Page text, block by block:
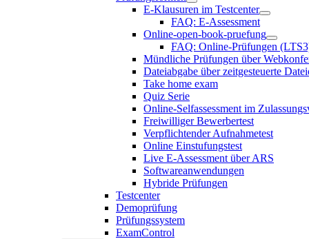
E-Klausuren im Testcenter
FAQ: E-Assessment
Online-open-book-pruefung
FAQ: Online-Prüfungen
Mündliche Prüfungen über
Dateiabgabe über zeitgesteuerte
Take home exam
Quiz Serie
Online-Selfassessment im
Freiwilliger Bewerbertest
Verpflichtender Aufnahmetest
Online Einstufungstest
Live E-Assessment über ARS
Softwareanwendungen
Hybride Prüfungen
Testcenter
Demoprüfung
Prüfungssystem
ExamControl